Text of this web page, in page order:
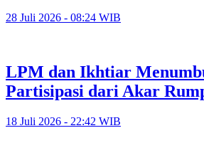
28 Juli 2026 - 08:24 WIB
LPM dan Ikhtiar
Partisipasi dari Akar
18 Juli 2026 - 22:42 WIB